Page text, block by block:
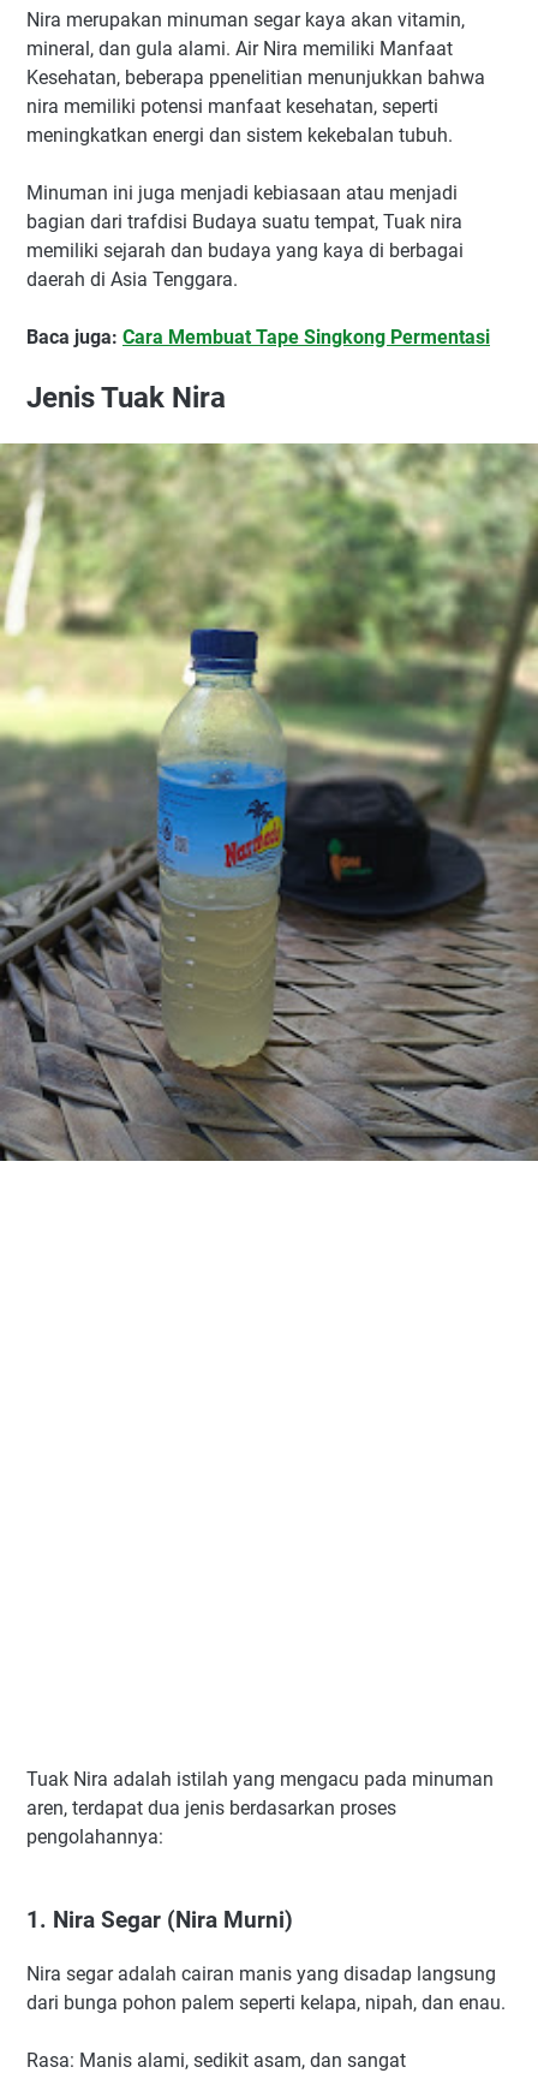
Nira merupakan minuman segar kaya akan vitamin,
mineral, dan gula alami. Air Nira memiliki Manfaat
Kesehatan, beberapa ppenelitian menunjukkan bahwa
nira memiliki potensi manfaat kesehatan, seperti
meningkatkan energi dan sistem kekebalan tubuh.
Minuman ini juga menjadi kebiasaan atau menjadi
bagian dari trafdisi Budaya suatu tempat, Tuak nira
memiliki sejarah dan budaya yang kaya di berbagai
daerah di Asia Tenggara.
Baca juga: Cara Membuat Tape Singkong Permentasi
Jenis Tuak Nira
Tuak Nira adalah istilah yang mengacu pada minuman
aren, terdapat dua jenis berdasarkan proses
pengolahannya:
1. Nira Segar (Nira Murni)
Nira segar adalah cairan manis yang disadap langsung
dari bunga pohon palem seperti kelapa, nipah, dan enau.
Rasa: Manis alami, sedikit asam, dan sangat